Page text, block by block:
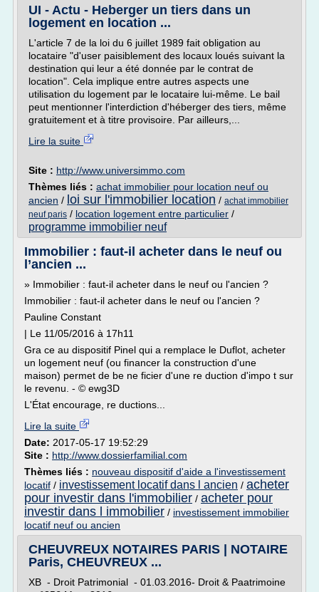
UI - Actu - Heberger un tiers dans un
logement en location ...
L'article 7 de la loi du 6 juillet 1989 fait obligation au
locataire "d'user paisiblement des locaux loués suivant la
destination qui leur a été donnée par le contrat de
location". Cela implique entre autres aspects une
utilisation du logement par le locataire lui-même. Le bail
peut mentionner l'interdiction d'héberger des tiers, même
gratuitement et à titre provisoire. Par ailleurs,...
Lire la suite
Site : http://www.universimmo.com
Thèmes liés : achat immobilier pour location neuf ou
ancien / loi sur l'immobilier location / achat immobilier
neuf paris / location logement entre particulier /
programme immobilier neuf
Immobilier : faut-il acheter dans le neuf ou
l’ancien ...
» Immobilier : faut-il acheter dans le neuf ou l'ancien ?
Immobilier : faut-il acheter dans le neuf ou l'ancien ?
Pauline Constant
| Le 11/05/2016 à 17h11
Gra ce au dispositif Pinel qui a remplace le Duflot, acheter
un logement neuf (ou financer la construction d'une
maison) permet de be ne ficier d'une re duction d'impo t sur
le revenu. - © ewg3D
L'État encourage, re ductions...
Lire la suite
Date: 2017-05-17 19:52:29
Site : http://www.dossierfamilial.com
Thèmes liés : nouveau dispositif d'aide a l'investissement
locatif / investissement locatif dans l ancien / acheter
pour investir dans l'immobilier / acheter pour
investir dans l immobilier / investissement immobilier
locatif neuf ou ancien
CHEUVREUX NOTAIRES PARIS | NOTAIRE
Paris, CHEUVREUX ...
XB - Droit Patrimonial - 01.03.2016- Droit & Paatrimoine